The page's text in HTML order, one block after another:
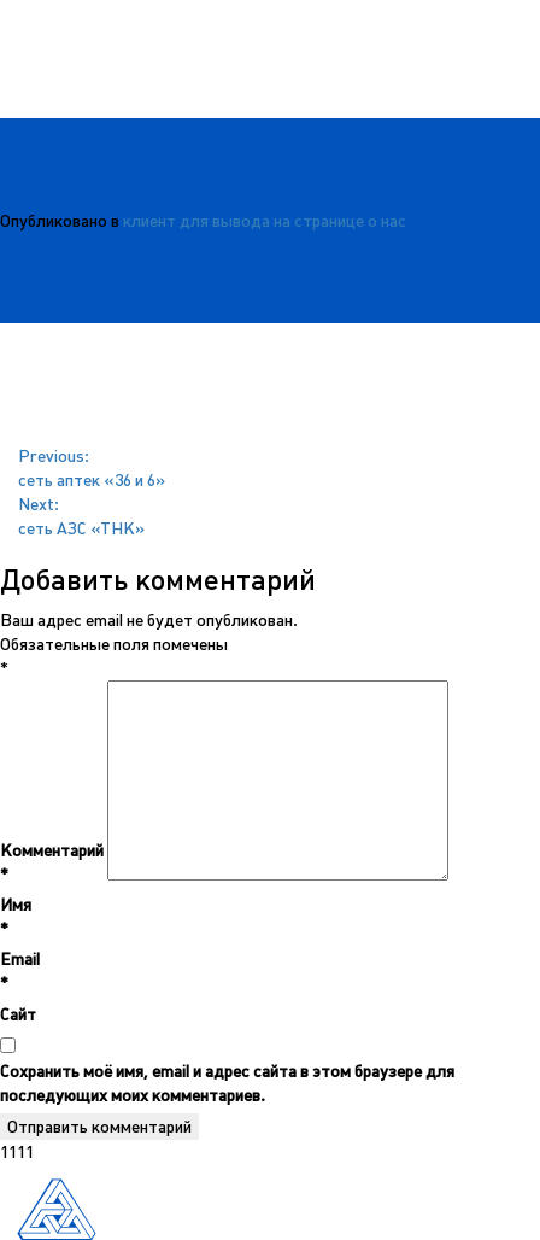
Опубликовано в клиент для вывода на странице о нас
Навигация
по
записям
Previous:
сеть аптек «36 и 6»
Next:
сеть АЗС «ТНК»
Добавить комментарий
Ваш адрес email не будет опубликован.
Обязательные поля помечены
*
Комментарий
*
Имя
*
Email
*
Сайт
Сохранить моё имя, email и адрес сайта в этом браузере для
последующих моих комментариев.
1111